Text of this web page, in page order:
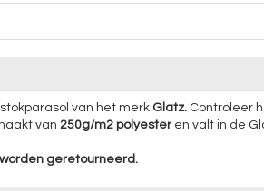
van het merk Glatz.Controleer
van 250g/m2 polyesteren valt in de
geretourneerd.